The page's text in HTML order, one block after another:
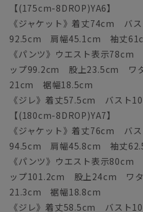
【(175cm-8DROP)YA6】
《ジャケット》着丈74cm バ
92.5cm 肩幅45.1cm 袖丈
《パンツ》ウエスト表示
ップ99.2cm 股上23.5cm ワ
21cm 裾幅18.5cm
《ジレ》着丈57.5cm バスト
【(180cm-8DROP)YA7】
《ジャケット》着丈76cm バ
94.5cm 肩幅45.8cm 袖丈
《パンツ》ウエスト表示
ップ101.2cm 股上24cm ワ
21.3cm 裾幅18.8cm
《ジレ》着丈58.5cm バスト